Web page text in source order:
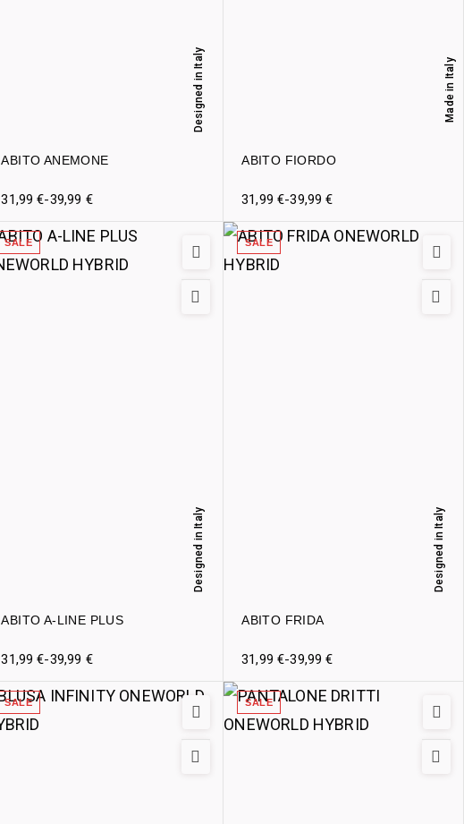
ABITO ANEMONE
Designed in Italy
31,99€-39,99 €
ABITO FIORDO
Made in Italy
31,99€-39,99€
SALE
ABITO A-LINE PLUS
Designed in Italy
31,99€-39,99 €
SALE
ABITO FRIDA
Designed in Italy
31,99€-39,99€
SALE SALE